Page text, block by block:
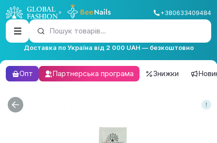
+380633409484
Пошук товарів...
Доставка по Україна від 2 000 UAH — безкоштовно
Опт Партнерська програма Знижки